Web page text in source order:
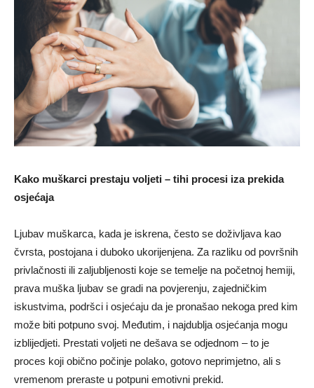
Kako muškarci prestaju voljeti – tihi procesi iza prekida
osjećaja
Ljubav muškarca, kada je iskrena, često se doživljava kao
čvrsta, postojana i duboko ukorijenjena. Za razliku od površnih
privlačnosti ili zaljubljenosti koje se temelje na početnoj hemiji,
prava muška ljubav se gradi na povjerenju, zajedničkim
iskustvima, podršci i osjećaju da je pronašao nekoga pred kim
može biti potpuno svoj. Međutim, i najdublja osjećanja mogu
izblijedjeti. Prestati voljeti ne dešava se odjednom – to je
proces koji obično počinje polako, gotovo neprimjetno, ali s
vremenom preraste u potpuni emotivni prekid.